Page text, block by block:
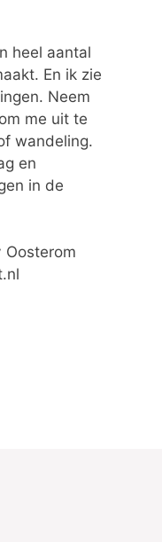
heel aantal
En ik zie
Neem
me uit te
wandeling.
en
in de
Oosterom